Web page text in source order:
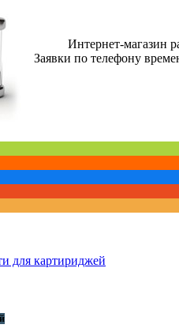
Интернет-магазин
Заявки по телефону
для картириджей